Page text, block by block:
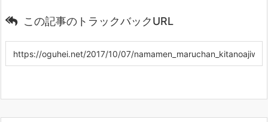
この記事のトラックバックURL